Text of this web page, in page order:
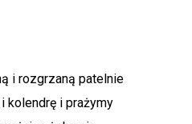
i rozgrzaną patelnie
kolendrę i prażymy